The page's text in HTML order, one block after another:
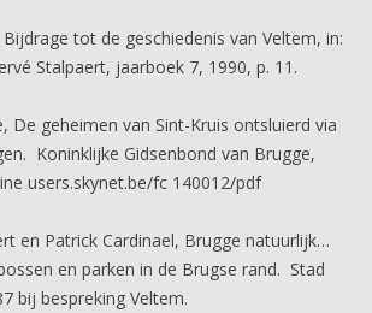
tot de geschiedenis van Veltem, in:
Stalpaert, jaarboek 7, 1990, p. 11.
De geheimen van Sint-Kruis ontsluierd via
Koninklijke Gidsenbond van Brugge,
users.skynet.be/fc 140012/pdf
en Patrick Cardinael, Brugge natuurlijk…
en parken in de Brugse rand. Stad
bij bespreking Veltem.